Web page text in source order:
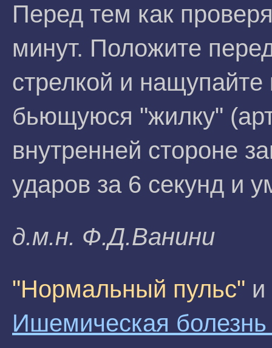
Перед тем как
минут. Положите
стрелкой и
бьющуюся "жилку"
внутренней стороне
ударов за 6 секунд и
д.м.н. Ф.Д.Baнини
"Нормальный пульс" и
Ишемическая болезнь